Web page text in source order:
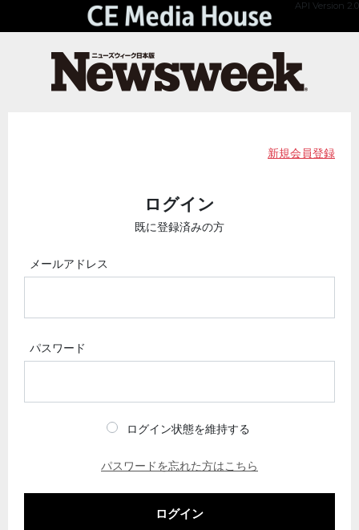
API Version 2.0
新規会員登録
ログイン
既に登録済みの方
メールアドレス
パスワード
ログイン状態を維持する
パスワードを忘れた方はこちら
ログイン